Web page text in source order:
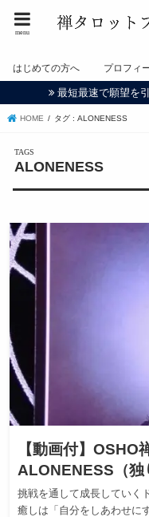
menu
はじめての方へ プロフィ
最短最速で願望を
HOME タグ : ALONENESS
ALONENESS
【動画付】OSHO
ALONENESS（独
挑戦を通して成長していく
癒しは「自分をしあわせに